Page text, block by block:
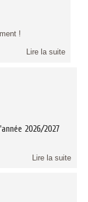
!
Lire la suite
2026/2027
Lire la suite